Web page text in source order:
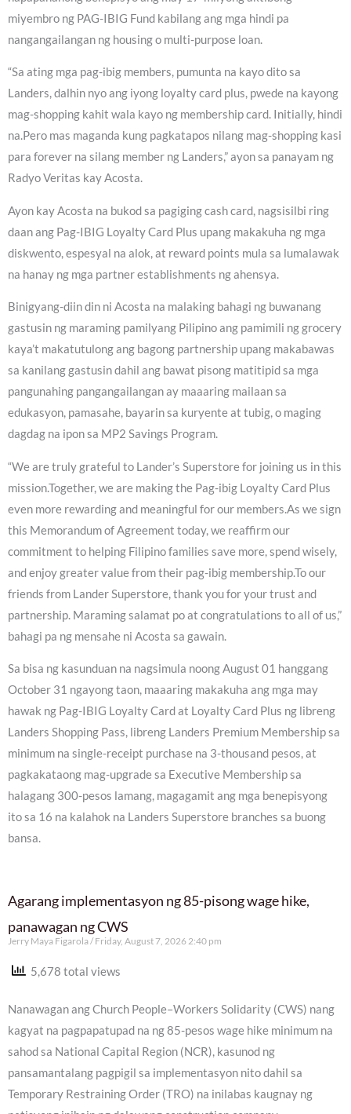
miyembro ng PAG-IBIG Fund kabilang ang mga hindi pa
nangangailangan ng housing o multi-purpose loan.
“Sa ating mga pag-ibig members, pumunta na kayo dito sa
Landers, dalhin nyo ang iyong loyalty card plus, pwede na kayong
mag-shopping kahit wala kayo ng membership card. Initially, hindi
na.Pero mas maganda kung pagkatapos nilang mag-shopping kasi
para forever na silang member ng Landers,” ayon sa panayam ng
Radyo Veritas kay Acosta.
Ayon kay Acosta na bukod sa pagiging cash card, nagsisilbi ring
daan ang Pag-IBIG Loyalty Card Plus upang makakuha ng mga
diskwento, espesyal na alok, at reward points mula sa lumalawak
na hanay ng mga partner establishments ng ahensya.
Binigyang-diin din ni Acosta na malaking bahagi ng buwanang
gastusin ng maraming pamilyang Pilipino ang pamimili ng grocery
kaya’t makatutulong ang bagong partnership upang makabawas
sa kanilang gastusin dahil ang bawat pisong matitipid sa mga
pangunahing pangangailangan ay maaaring mailaan sa
edukasyon, pamasahe, bayarin sa kuryente at tubig, o maging
dagdag na ipon sa MP2 Savings Program.
“We are truly grateful to Lander’s Superstore for joining us in this
mission.Together, we are making the Pag-ibig Loyalty Card Plus
even more rewarding and meaningful for our members.As we sign
this Memorandum of Agreement today, we reaffirm our
commitment to helping Filipino families save more, spend wisely,
and enjoy greater value from their pag-ibig membership.To our
friends from Lander Superstore, thank you for your trust and
partnership. Maraming salamat po at congratulations to all of us,”
bahagi pa ng mensahe ni Acosta sa gawain.
Sa bisa ng kasunduan na nagsimula noong August 01 hanggang
October 31 ngayong taon, maaaring makakuha ang mga may
hawak ng Pag-IBIG Loyalty Card at Loyalty Card Plus ng libreng
Landers Shopping Pass, libreng Landers Premium Membership sa
minimum na single-receipt purchase na 3-thousand pesos, at
pagkakataong mag-upgrade sa Executive Membership sa
halagang 300-pesos lamang, magagamit ang mga benepisyong
ito sa 16 na kalahok na Landers Superstore branches sa buong
bansa.
Agarang implementasyon ng 85-pisong wage hike,
panawagan ng CWS
Jerry Maya Figarola Friday, August 7, 2026 2:40 pm
5,678 total views
Nanawagan ang Church People–Workers Solidarity (CWS) nang
kagyat na pagpapatupad na ng 85-pesos wage hike minimum na
sahod sa National Capital Region (NCR), kasunod ng
pansamantalang pagpigil sa implementasyon nito dahil sa
Temporary Restraining Order (TRO) na inilabas kaugnay ng